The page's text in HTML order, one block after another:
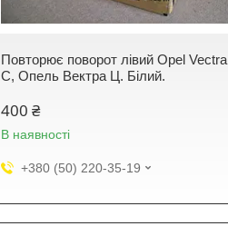
Повторює поворот лівий Opel Vectra
C, Опель Вектра Ц. Білий.
400 ₴
В наявності
+380 (50) 220-35-19